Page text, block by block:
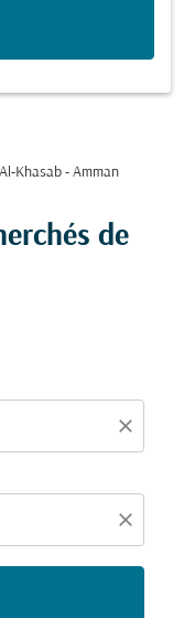
Al-Khasab - Amman
de
close
close
(origine et/